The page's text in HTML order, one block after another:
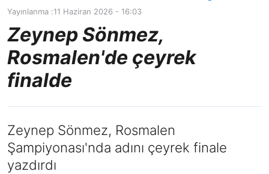
Yayınlanma :11 Haziran 2026 - 16:03
Zeynep Sönmez,
Rosmalen'de çeyrek
finalde
Zeynep Sönmez, Rosmalen
Şampiyonası'nda adını çeyrek finale
yazdırdı